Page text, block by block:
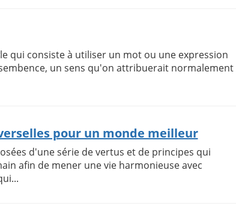
qui consiste à utiliser un mot ou une expression
un sens qu'on attribuerait normalement
pour un monde meilleur
d'une série de vertus et de principes qui
afin de mener une vie harmonieuse avec